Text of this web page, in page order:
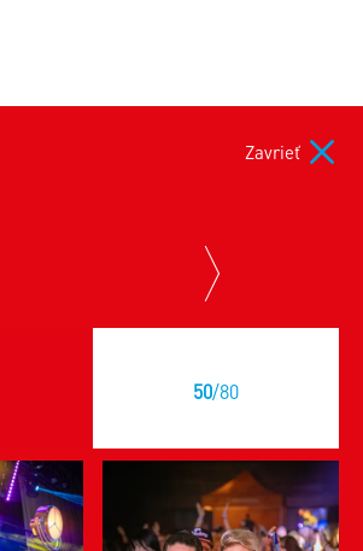
Zavrieť
50/80